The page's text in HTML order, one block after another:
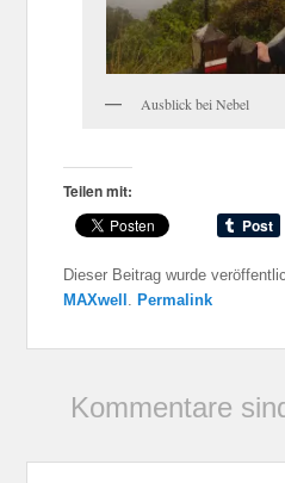
Ausblick bei Nebel
Teilen mit:
Dieser Beitrag wurde
MAXwell . Permalink
Kommentare